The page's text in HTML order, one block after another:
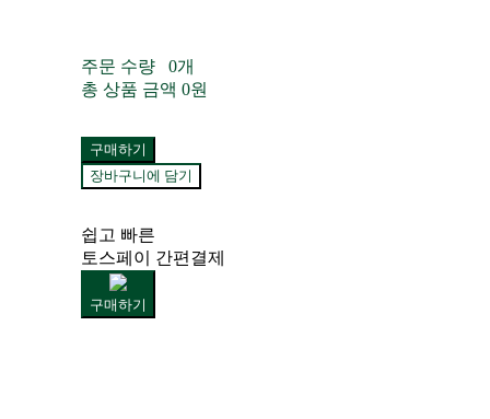
주문 수량
0개
총 상품 금액 0원
구매하기
장바구니에 담기
쉽고 빠른
토스페이 간편결제
구매하기